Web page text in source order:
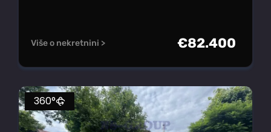
Više o nekretnini > €82.400
360°